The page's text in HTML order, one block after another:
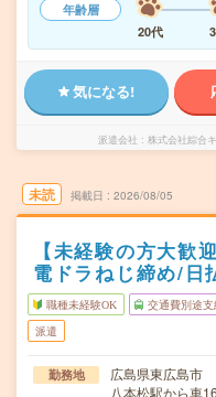
年齢層
20代
気になる!
派遣会社 株式会社綜合
未読 掲載日 2026/08/05
【未経験の方大歓
電ドラねじ締め/日
職種未経験OK 交通費別途支
派遣
勤務地
広島県東広島市
八本松駅から車